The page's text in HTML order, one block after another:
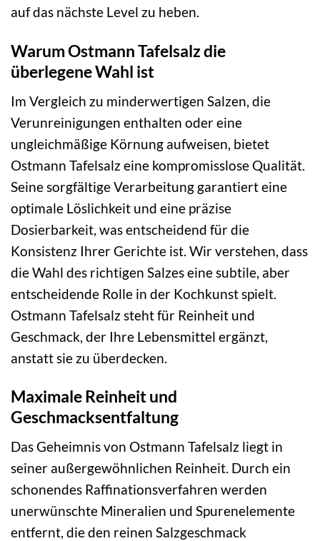
auf das nächste Level zu heben.
Warum Ostmann Tafelsalz die
überlegene Wahl ist
Im Vergleich zu minderwertigen Salzen, die
Verunreinigungen enthalten oder eine
ungleichmäßige Körnung aufweisen, bietet
Ostmann Tafelsalz eine kompromisslose Qualität.
Seine sorgfältige Verarbeitung garantiert eine
optimale Löslichkeit und eine präzise
Dosierbarkeit, was entscheidend für die
Konsistenz Ihrer Gerichte ist. Wir verstehen, dass
die Wahl des richtigen Salzes eine subtile, aber
entscheidende Rolle in der Kochkunst spielt.
Ostmann Tafelsalz steht für Reinheit und
Geschmack, der Ihre Lebensmittel ergänzt,
anstatt sie zu überdecken.
Maximale Reinheit und
Geschmacksentfaltung
Das Geheimnis von Ostmann Tafelsalz liegt in
seiner außergewöhnlichen Reinheit. Durch ein
schonendes Raffinationsverfahren werden
unerwünschte Mineralien und Spurenelemente
entfernt, die den reinen Salzgeschmack